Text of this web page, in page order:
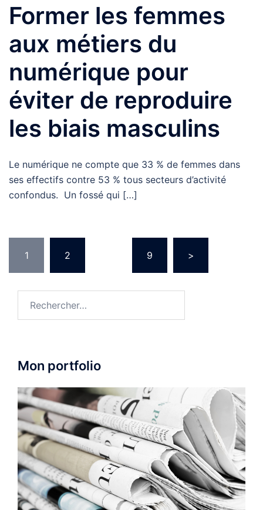
Former les femmes
aux métiers du
numérique pour
éviter de reproduire
les biais masculins
Le numérique ne compte que 33 % de femmes dans
ses effectifs contre 53 % tous secteurs d’activité
confondus. Un fossé qui […]
des
publications
1 2 9 >
Mon portfolio